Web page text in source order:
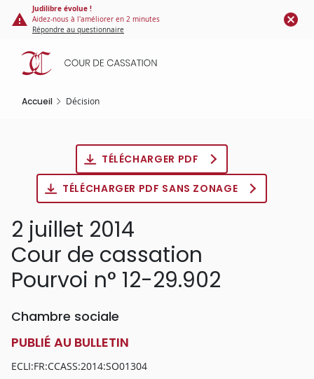
Panneau de gestion des cookies
contenu
principal
Judilibre évolue !
Aidez-nous à l'améliorer en 2 minutes
Répondre au questionnaire
Accueil Décision
TÉLÉCHARGER PDF
TÉLÉCHARGER PDF SANS ZONAGE
2 juillet 2014
Cour de cassation
Pourvoi n° 12-29.902
Chambre sociale
PUBLIÉ AU BULLETIN
ECLI:FR:CCASS:2014:SO01304